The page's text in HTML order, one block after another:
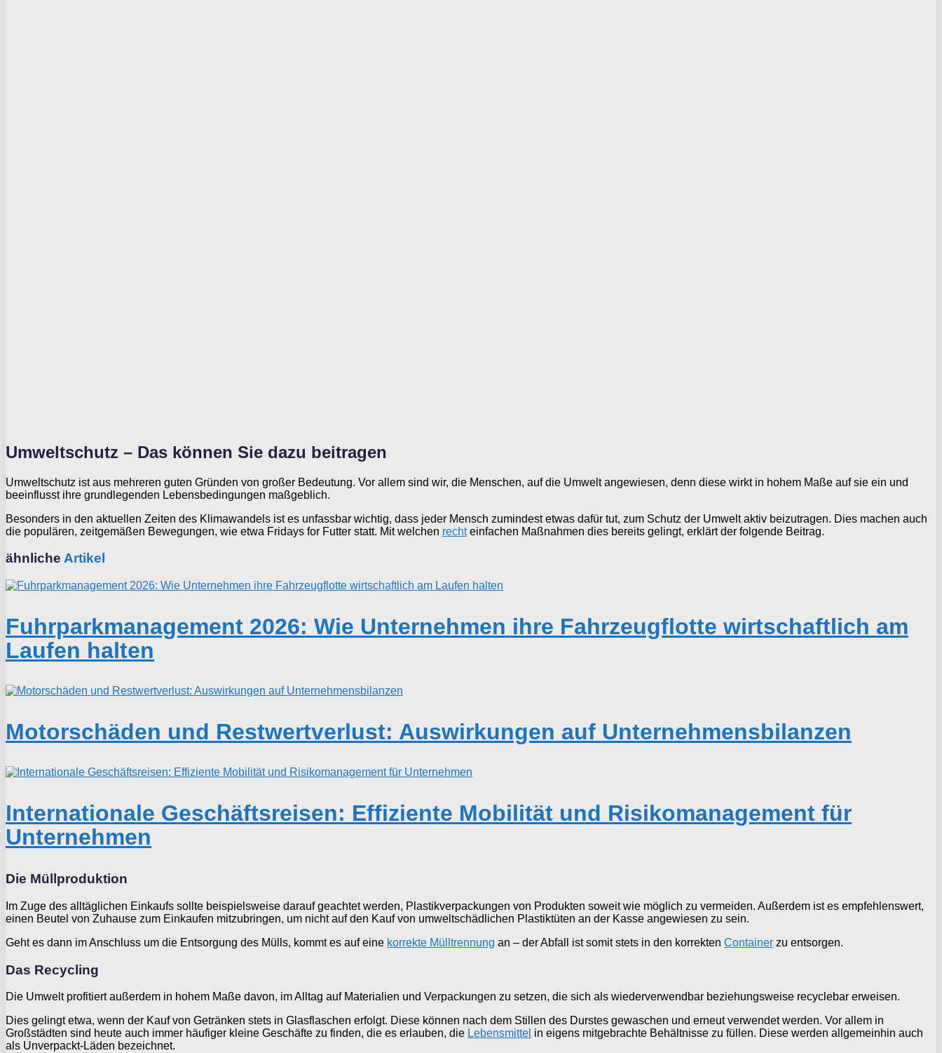
Umweltschutz – Das können Sie dazu beitragen
Umweltschutz ist aus mehreren guten Gründen von großer Bedeutung. Vor allem sind wir, die Menschen, auf die Umwelt angewiesen, denn diese wirkt in hohem Maße auf sie ein und
beeinflusst ihre grundlegenden Lebensbedingungen maßgeblich.
Besonders in den aktuellen Zeiten des Klimawandels ist es unfassbar wichtig, dass jeder Mensch zumindest etwas dafür tut, zum Schutz der Umwelt aktiv beizutragen. Dies machen auch
die populären, zeitgemäßen Bewegungen, wie etwa Fridays for Futter statt. Mit welchen rechteinfachen Maßnahmen dies bereits gelingt, erklärt der folgende Beitrag.
ähnliche Artikel
Fuhrparkmanagement 2026: Wie Unternehmen ihre Fahrzeugflotte wirtschaftlich am
Laufen halten
Motorschäden und Restwertverlust: Auswirkungen auf Unternehmensbilanzen
Internationale Geschäftsreisen: Effiziente Mobilität und Risikomanagement für
Unternehmen
Die Müllproduktion
Im Zuge des alltäglichen Einkaufs sollte beispielsweise darauf geachtet werden, Plastikverpackungen von Produkten soweit wie möglich zu vermeiden. Außerdem ist es empfehlenswert,
einen Beutel von Zuhause zum Einkaufen mitzubringen, um nicht auf den Kauf von umweltschädlichen Plastiktüten an der Kasse angewiesen zu sein.
Geht es dann im Anschluss um die Entsorgung des Mülls, kommt es auf eine korrekte Mülltrennung an – der Abfall ist somit stets in den korrekten Container zu entsorgen.
Das Recycling
Die Umwelt profitiert außerdem in hohem Maße davon, im Alltag auf Materialien und Verpackungen zu setzen, die sich als wiederverwendbar beziehungsweise recyclebar erweisen.
Dies gelingt etwa, wenn der Kauf von Getränken stets in Glasflaschen erfolgt. Diese können nach dem Stillen des Durstes gewaschen und erneut verwendet werden. Vor allem in
Großstädten sind heute auch immer häufiger kleine Geschäfte zu finden, die es erlauben, die Lebensmittel in eigens mitgebrachte Behältnisse zu füllen. Diese werden allgemeinhin auch
als Unverpackt-Läden bezeichnet.